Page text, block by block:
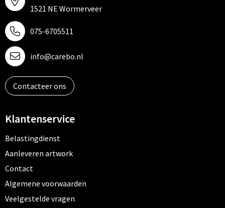
1521 NE Wormerveer
075-6705511
info@carebo.nl
Contacteer ons
Klantenservice
Belastingdienst
Aanleveren artwork
Contact
Algemene voorwaarden
Veelgestelde vragen